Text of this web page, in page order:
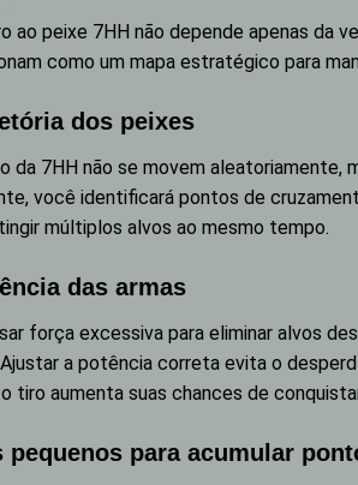
ao peixe 7HH não depende apenas da
como um mapa estratégico para
dos peixes
da 7HH não se movem aleatoriamente,
você identificará pontos de
múltiplos alvos ao mesmo tempo.
das armas
força excessiva para eliminar alvos
a potência correta evita o
tiro aumenta suas chances de
pequenos para acumular